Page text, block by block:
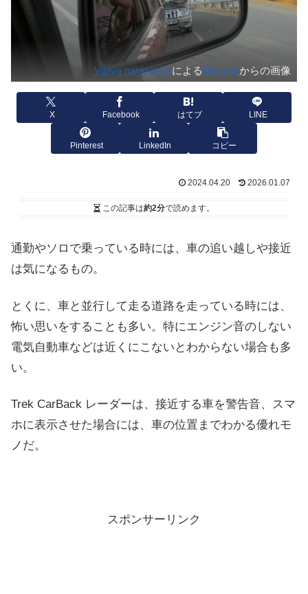
Vijaya narasimhaによるPixabayからの画像
X Facebook はてブ LINE
Pinterest LinkedIn コピー
2024.04.20 2026.01.07
この記事は約2分で読めます。
通勤やソロで乗っている時には、車の追い越しや接近
は気になるもの。
とくに、車と並行して走る道路を走っている時には、
怖い思いをすることも多い。特にエンジン音のしない
電気自動車などは近くにこないとわからない場合も多
い。
Trek CarBack レーダーは、接近する車を警告音、スマ
ホに表示させた場合には、車の位置までわかる優れモ
ノだ。
スポンサーリンク